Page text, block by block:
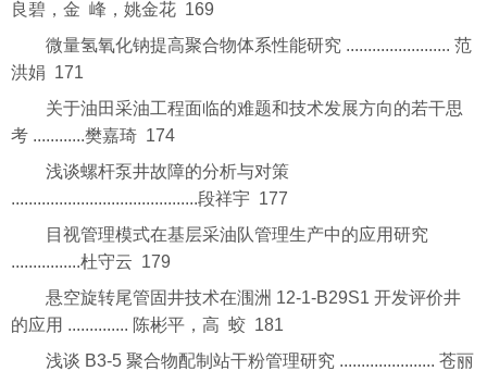
良碧，金 峰，姚金花 169
微量氢氧化钠提高聚合物体系性能研究 ........................ 范
洪娟 171
关于油田采油工程面临的难题和技术发展方向的若干思
考 ............樊嘉琦 174
浅谈螺杆泵井故障的分析与对策
...........................................段祥宇 177
目视管理模式在基层采油队管理生产中的应用研究
................杜守云 179
悬空旋转尾管固井技术在涠洲 12-1-B29S1 开发评价井
的应用 .............. 陈彬平，高 蛟 181
浅谈 B3-5 聚合物配制站干粉管理研究 ...................... 苍丽